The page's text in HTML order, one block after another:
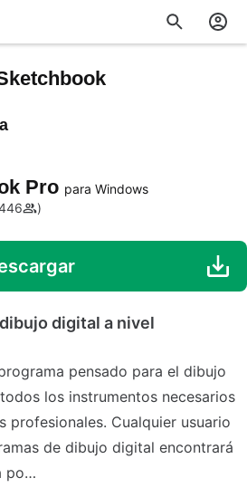
Pro para Windows
digital a nivel
pensado para el dibujo
los instrumentos necesarios
profesionales. Cualquier usuario
de dibujo digital encontrará
po…